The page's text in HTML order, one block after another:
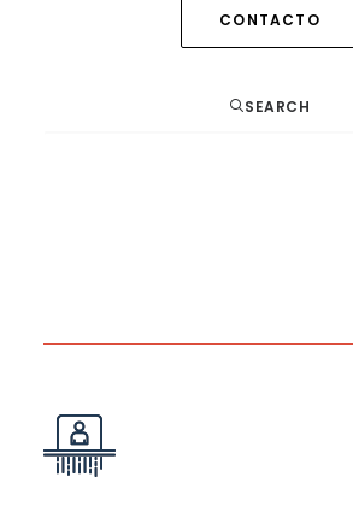
CONTACTO
SEARCH
y asesoramiento, diseño de